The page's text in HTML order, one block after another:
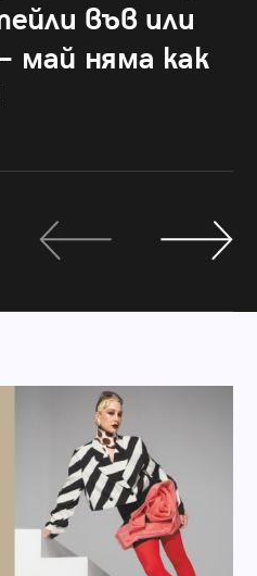
във или
май няма как